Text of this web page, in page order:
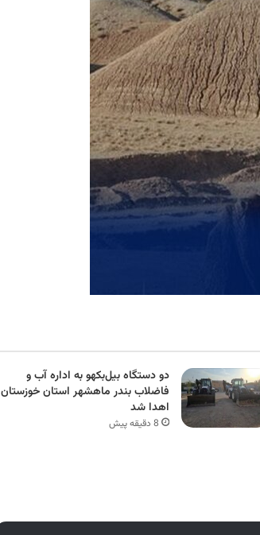
دو دستگاه بیل‌بکهو به اداره آب و
فاضلاب بندر ماهشهر استان خوزستان
اهدا شد
8 دقیقه پیش